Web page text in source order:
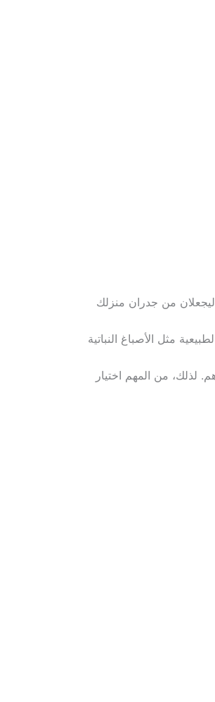
من جدران منزلك
مثل الأصباغ النباتية
لذلك، من المهم اختيار